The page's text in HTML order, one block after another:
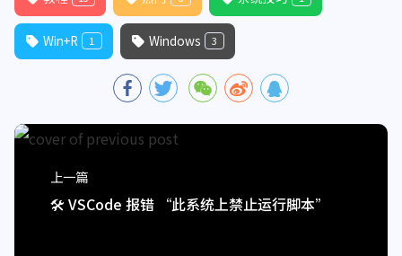
Win+R 1 Windows 3
上一篇
🛠️ VSCode 报错 “此系统上禁止运行脚本”